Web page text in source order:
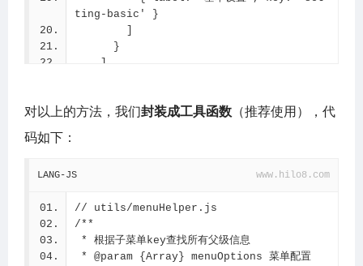
ting-basic' }
      }
    ]
// 通用查找函数
    for (const item of items) {
      const newPath = [...path, { key:
item.key, label: item.label }]
对以上的方法，我们封装成工具函数 （推荐使用），代
码如下：
LANG-JS www.hilo8.com
// utils/menuHelper.js
/**
* 根据子菜单key查找所有父级信息
* @param {Array} menuOptions 菜单配置